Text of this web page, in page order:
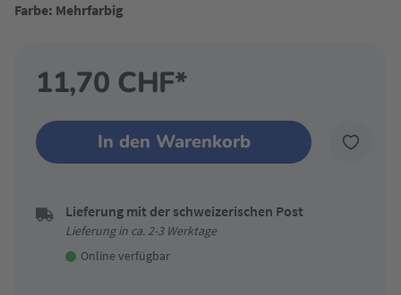
Farbe: Mehrfarbig
11,70 CHF*
In den Warenkorb
Lieferung mit der schweizerischen Post
Lieferung in ca. 2-3 Werktage
Online verfügbar